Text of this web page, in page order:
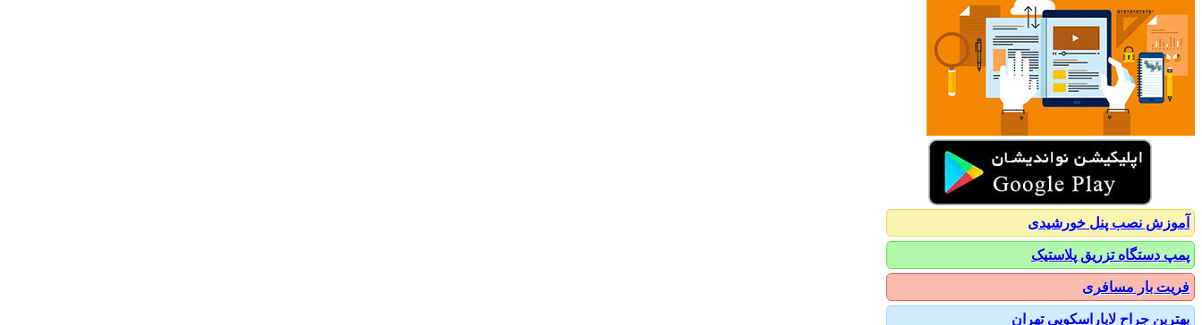
آموزش نصب پنل خورشیدی
پمپ دستگاه تزریق پلاستیک
فریت بار مسافری
بهترین جراح لاپاراسکوپی تهران